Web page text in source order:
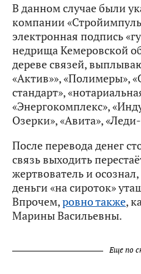
В данном случае были
компании
электронная подпись
недрища Кемеровской
дереве связей,
«Актив»», «Полимеры»,
стандарт»,
«Энергокомплекс»,
Озерки», «Авита»,
После перевода денег
связь выходить
жертвователь и
деньги «на сироток»
Впрочем,ровно также,
Марины Васильевны.
Еще по